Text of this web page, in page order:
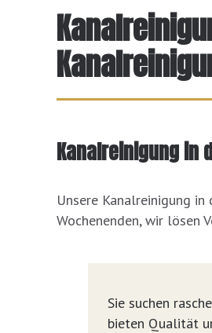
Kanalreinigung in
Unsere Kanalreinigung
Wochenenden, wir lösen
Sie suchen
bieten Qualität